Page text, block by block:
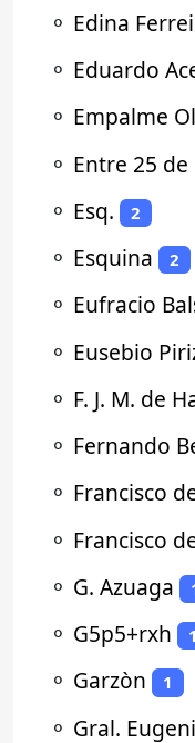
⚬ Edina
⚬ Eduardo
⚬ Empalme
⚬ Entre 25
⚬ Esq. 2
⚬ Esquina 2
⚬ Eufracio
⚬ Eusebio
⚬ F. J. M. de
⚬ Fernando
⚬ Francisco
⚬ Francisco
⚬ G. Azuaga
⚬ G5p5+rxh 1
⚬ Garzòn 1
⚬ Gral.